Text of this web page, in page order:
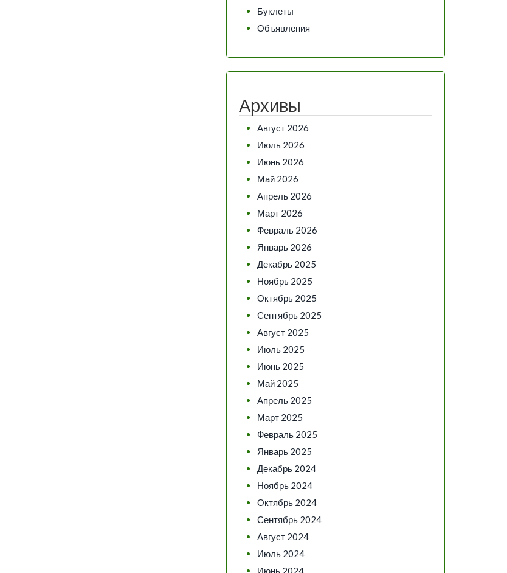
Буклеты
Объявления
Архивы
Август 2026
Июль 2026
Июнь 2026
Май 2026
Апрель 2026
Март 2026
Февраль 2026
Январь 2026
Декабрь 2025
Ноябрь 2025
Октябрь 2025
Сентябрь 2025
Август 2025
Июль 2025
Июнь 2025
Май 2025
Апрель 2025
Март 2025
Февраль 2025
Январь 2025
Декабрь 2024
Ноябрь 2024
Октябрь 2024
Сентябрь 2024
Август 2024
Июль 2024
Июнь 2024